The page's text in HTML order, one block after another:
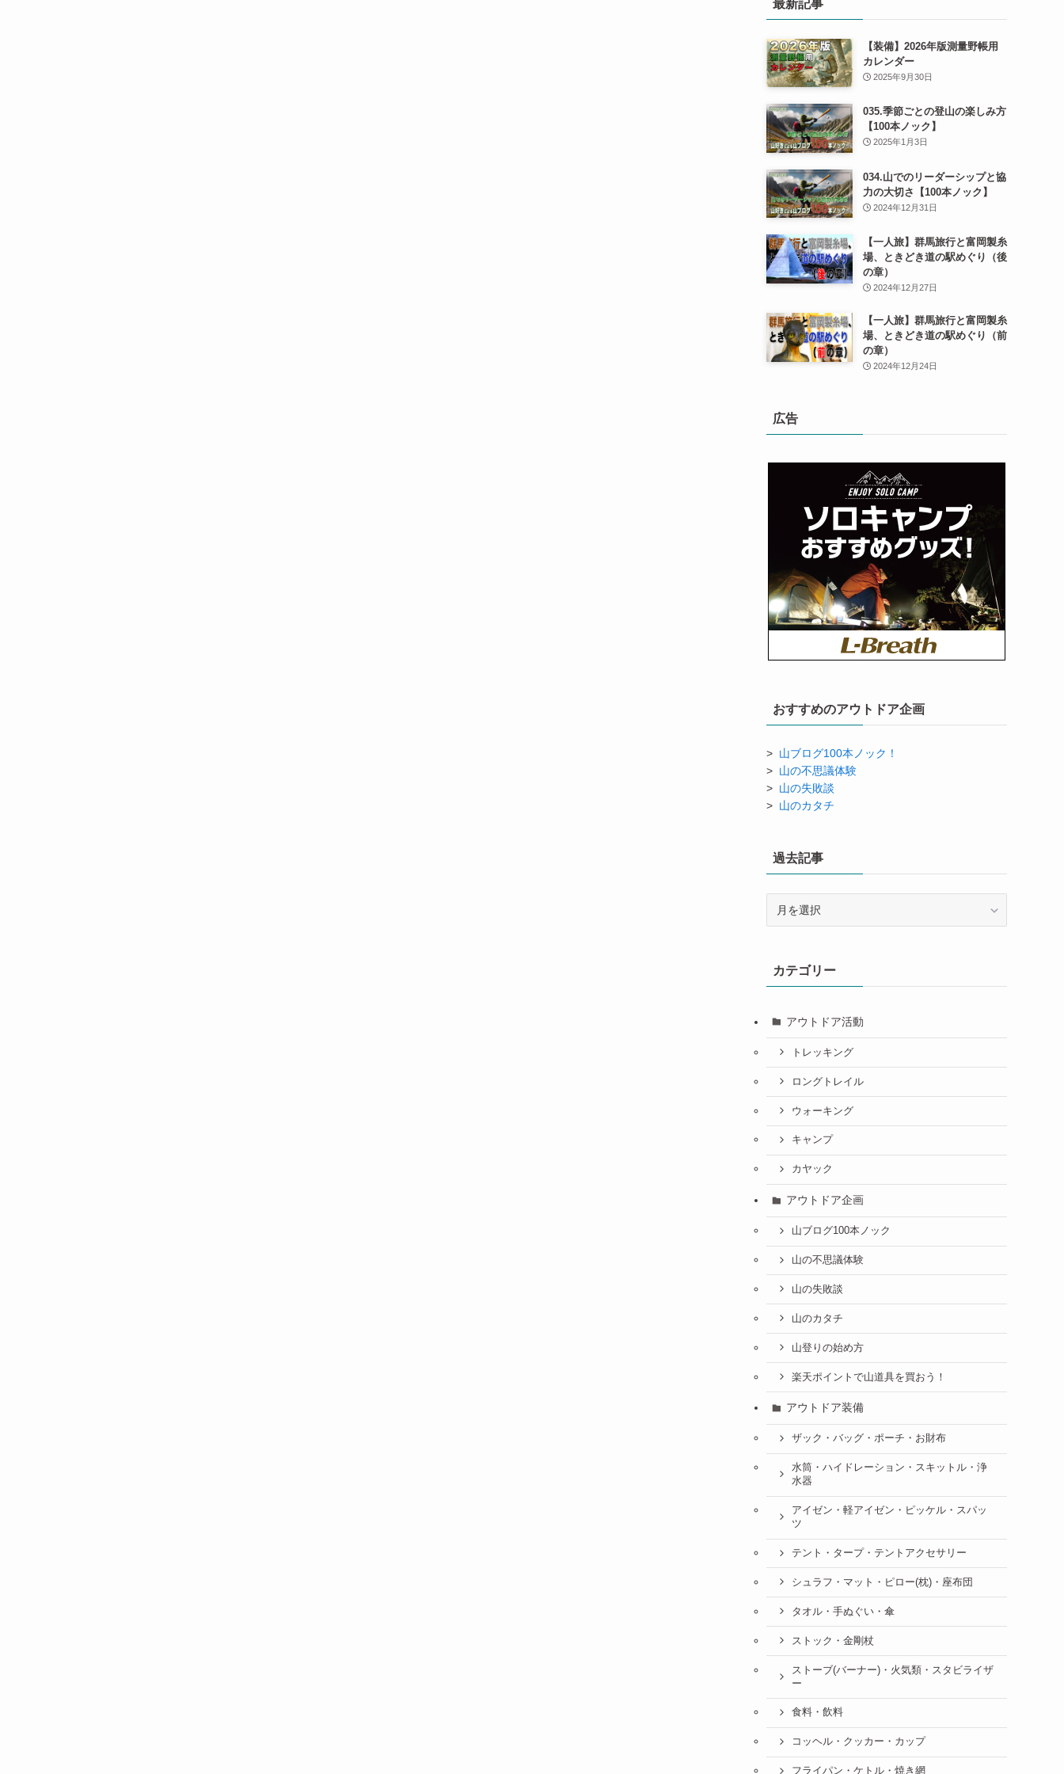
最新記事
【装備】2026年版測量野帳用
カレンダー
2025年9月30日
035.季節ごとの登山の楽しみ方
【100本ノック】
2025年1月3日
034.山でのリーダーシップと協
力の大切さ【100本ノック】
2024年12月31日
【一人旅】群馬旅行と富岡製糸
場、ときどき道の駅めぐり（後
の章）
2024年12月27日
【一人旅】群馬旅行と富岡製糸
場、ときどき道の駅めぐり（前
の章）
2024年12月24日
広告
おすすめのアウトドア企画
> 山ブログ100本ノック！
> 山の不思議体験
> 山の失敗談
> 山のカタチ
過去記事
カテゴリー
アウトドア活動
トレッキング
ロングトレイル
ウォーキング
キャンプ
カヤック
アウトドア企画
山ブログ100本ノック
山の不思議体験
山の失敗談
山のカタチ
山登りの始め方
楽天ポイントで山道具を買おう！
アウトドア装備
ザック・バッグ・ポーチ・お財布
水筒・ハイドレーション・スキットル・浄
水器
アイゼン・軽アイゼン・ピッケル・スパッ
ツ
テント・タープ・テントアクセサリー
シュラフ・マット・ピロー(枕)・座布団
タオル・手ぬぐい・傘
ストック・金剛杖
ストーブ(バーナー)・火気類・スタビライザ
ー
食料・飲料
コッヘル・クッカー・カップ
フライパン・ケトル・焼き網